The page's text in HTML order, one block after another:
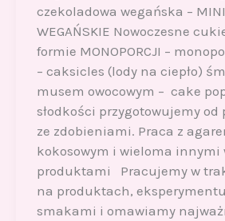
czekoladowa wegańska – MINI
WEGAŃSKIE Nowoczesne
formie MONOPORCJI –
– caksicles (lody na ciepło)
musem owocowym – cake
słodkości przygotowujemy od
ze zdobieniami. Praca z
kokosowym i wieloma innymi
produktami Pracujemy w
na produktach,
smakami i omawiamy